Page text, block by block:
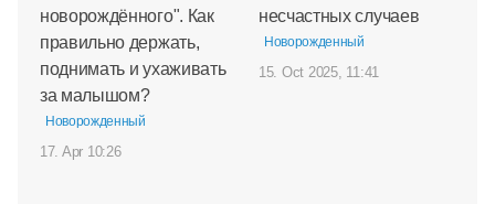
новорождённого". Как
правильно держать,
поднимать и ухаживать
за малышом?
Новорожденный
17. Apr 10:26
несчастных случаев
Новорожденный
15. Oct 2025, 11:41